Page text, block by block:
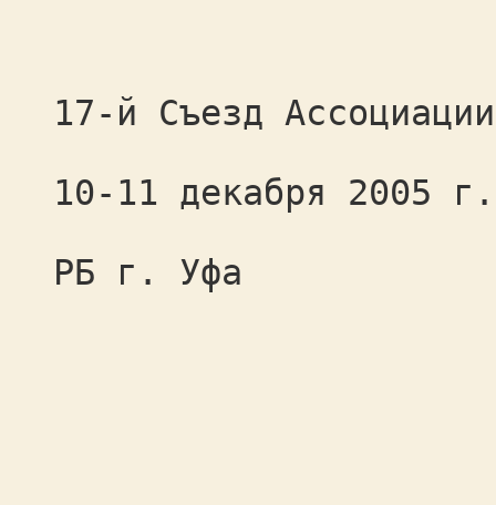
17-й Съезд
10-11 декабря 2005 г.
РБ г. Уфа